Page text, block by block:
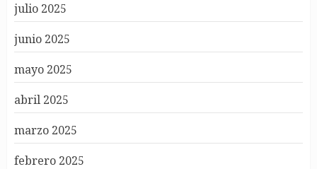
julio 2025
junio 2025
mayo 2025
abril 2025
marzo 2025
febrero 2025